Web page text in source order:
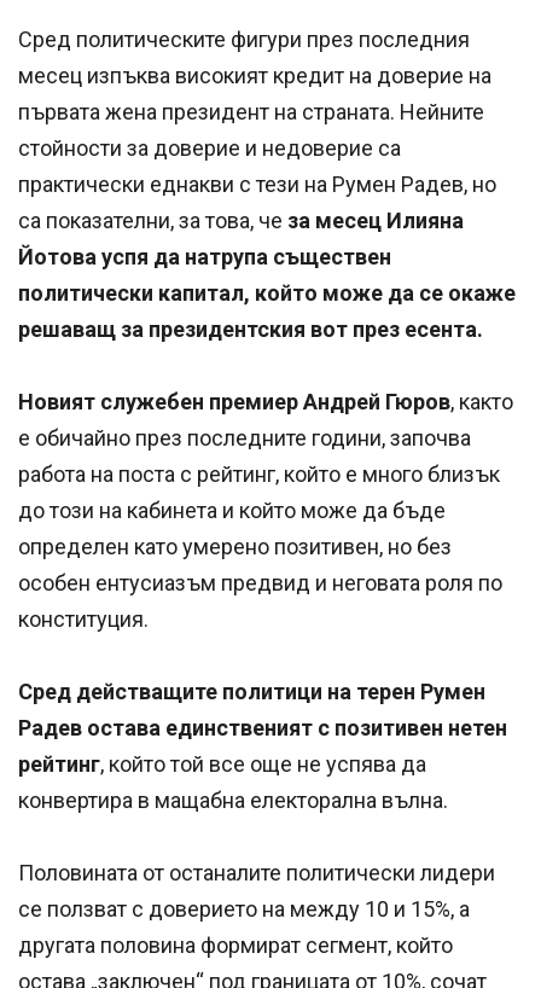
Сред политическите фигури през последния
месец изпъква високият кредит на доверие на
първата жена президент на страната. Нейните
стойности за доверие и недоверие са
практически еднакви с тези на Румен Радев, но
са показателни, за това, че за месец Илияна
Йотова успя да натрупа съществен
политически капитал, който може да се окаже
решаващ за президентския вот през есента.
Новият служебен премиер Андрей Гюров, както
е обичайно през последните години, започва
работа на поста с рейтинг, който е много близък
до този на кабинета и който може да бъде
определен като умерено позитивен, но без
особен ентусиазъм предвид и неговата роля по
конституция.
Сред действащите политици на терен Румен
Радев остава единственият с позитивен нетен
рейтинг, който той все още не успява да
конвертира в мащабна електорална вълна.
Половината от останалите политически лидери
се ползват с доверието на между 10 и 15%, а
другата половина формират сегмент, който
остава „заключен“ под границата от 10%, сочат